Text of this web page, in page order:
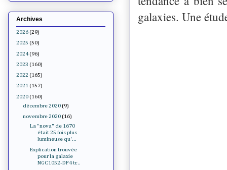
galaxies. Une
Archives
2026 (29)
2025 (50)
2024 (96)
2023 (160)
2022 (165)
2021 (157)
2020 (160)
décembre 2020 (9)
novembre 2020 (16)
La "nova" de 1670
était 25 fois plus
lumineuse qu'...
Explication trouvée
pour la galaxie
NGC1052-DF4 tr...